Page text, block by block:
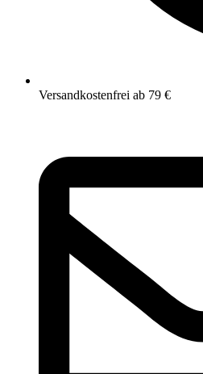
Versandkostenfrei ab 79 €